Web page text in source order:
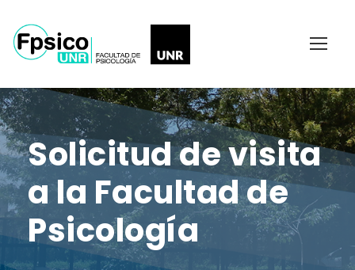
Solicitud de visita
a la Facultad de
Psicología